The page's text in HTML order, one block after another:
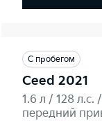
С пробегом
Ceed 2021
1.6 л / 128 л.c.
передний